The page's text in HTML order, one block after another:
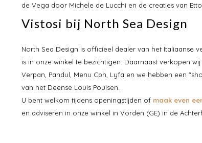
de Vega door Michele de Lucchi en de creaties van
Vistosi bij North Sea Design
North Sea Design is officieel dealer van het Italiaanse
is in onze winkel te bezichtigen. Daarnaast verkopen
Verpan, Pandul, Menu Cph, Lyfa en we hebben een
van het Deense Louis Poulsen.
U bent welkom tijdens openingstijden of maak even
en adviseren in onze winkel in Vorden (GE) in de